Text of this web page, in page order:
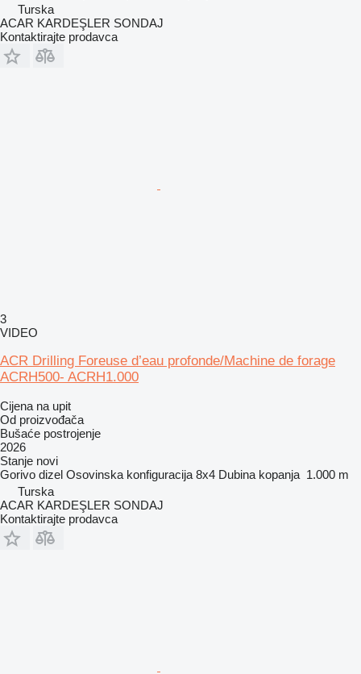
Turska
ACAR KARDEŞLER SONDAJ
Kontaktirajte prodavca
3
VIDEO
ACR Drilling Foreuse d’eau profonde/Machine de forage
ACRH500- ACRH1.000
Cijena na upit
Od proizvođača
Bušaće postrojenje
2026
Stanje novi
Gorivo dizel Osovinska konfiguracija 8x4 Dubina kopanja 1.000 m
Turska
ACAR KARDEŞLER SONDAJ
Kontaktirajte prodavca